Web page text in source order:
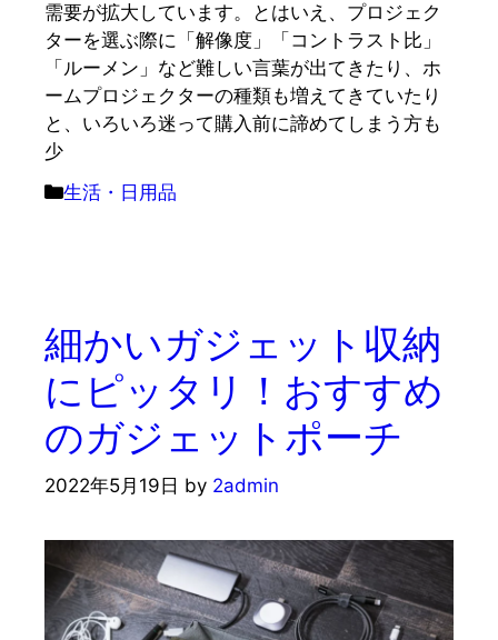
需要が拡大しています。とはいえ、プロジェク
ターを選ぶ際に「解像度」「コントラスト比」
「ルーメン」など難しい言葉が出てきたり、ホ
ームプロジェクターの種類も増えてきていたり
と、いろいろ迷って購入前に諦めてしまう方も
少
カ
生活・日用品
細かいガジェット収納
にピッタリ！おすすめ
のガジェットポーチ
2022年5月19日 by 2admin